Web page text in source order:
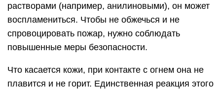
растворами (например, анилиновыми), он может
воспламениться. Чтобы не обжечься и не
спровоцировать пожар, нужно соблюдать
повышенные меры безопасности.
Что касается кожи, при контакте с огнем она не
плавится и не горит. Единственная реакция этого